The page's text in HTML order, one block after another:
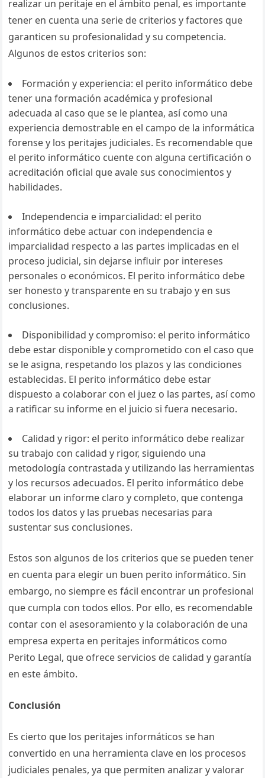
realizar un peritaje en el ámbito penal, es importante
tener en cuenta una serie de criterios y factores que
garanticen su profesionalidad y su competencia.
Algunos de estos criterios son:
Formación y experiencia: el perito informático debe
tener una formación académica y profesional
adecuada al caso que se le plantea, así como una
experiencia demostrable en el campo de la informática
forense y los peritajes judiciales. Es recomendable que
el perito informático cuente con alguna certificación o
acreditación oficial que avale sus conocimientos y
habilidades.
Independencia e imparcialidad: el perito
informático debe actuar con independencia e
imparcialidad respecto a las partes implicadas en el
proceso judicial, sin dejarse influir por intereses
personales o económicos. El perito informático debe
ser honesto y transparente en su trabajo y en sus
conclusiones.
Disponibilidad y compromiso: el perito informático
debe estar disponible y comprometido con el caso que
se le asigna, respetando los plazos y las condiciones
establecidas. El perito informático debe estar
dispuesto a colaborar con el juez o las partes, así como
a ratificar su informe en el juicio si fuera necesario.
Calidad y rigor: el perito informático debe realizar
su trabajo con calidad y rigor, siguiendo una
metodología contrastada y utilizando las herramientas
y los recursos adecuados. El perito informático debe
elaborar un informe claro y completo, que contenga
todos los datos y las pruebas necesarias para
sustentar sus conclusiones.
Estos son algunos de los criterios que se pueden tener
en cuenta para elegir un buen perito informático. Sin
embargo, no siempre es fácil encontrar un profesional
que cumpla con todos ellos. Por ello, es recomendable
contar con el asesoramiento y la colaboración de una
empresa experta en peritajes informáticos como
Perito Legal, que ofrece servicios de calidad y garantía
en este ámbito.
Conclusión
Es cierto que los peritajes informáticos se han
convertido en una herramienta clave en los procesos
judiciales penales, ya que permiten analizar y valorar